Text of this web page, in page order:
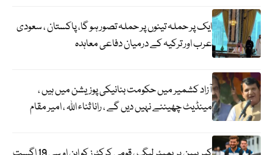
ایک پر حملہ تینوں پر حملہ تصور ہو گا، پاکستان ، سعودی
عرب اور ترکیہ کے درمیان دفاعی معاہدہ
آزاد کشمیر میں حکومت بنانیکی پوزیشن میں ہیں ،
مینڈیٹ چھیننے نہیں دیں گے ، رانا ثناء اللہ ، امیر مقام